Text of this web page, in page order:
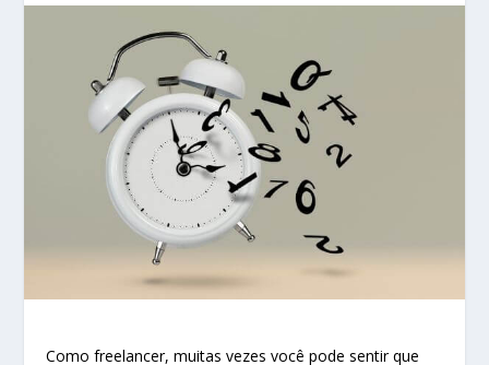
Como freelancer, muitas vezes você pode sentir que